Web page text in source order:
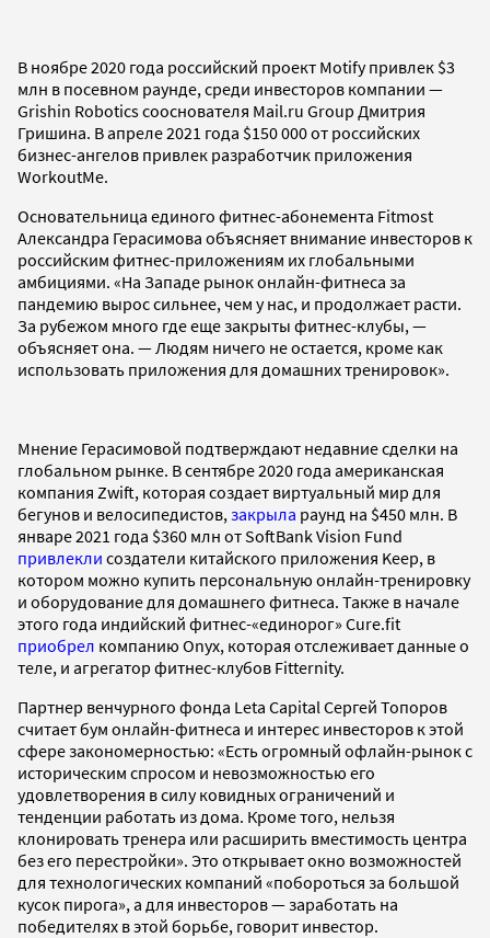
В ноябре 2020 года российский проект Motify привлек $3
млн в посевном раунде, среди инвесторов компании —
Grishin Robotics сооснователя Mail.ru Group Дмитрия
Гришина. В апреле 2021 года $150 000 от российских
бизнес-ангелов привлек разработчик приложения
WorkoutMe.
Основательница единого фитнес-абонемента Fitmost
Александра Герасимова объясняет внимание инвесторов к
российским фитнес-приложениям их глобальными
амбициями. «На Западе рынок онлайн-фитнеса за
пандемию вырос сильнее, чем у нас, и продолжает расти.
За рубежом много где еще закрыты фитнес-клубы, —
объясняет она. — Людям ничего не остается, кроме как
использовать приложения для домашних тренировок».
Мнение Герасимовой подтверждают недавние сделки на
глобальном рынке. В сентябре 2020 года американская
компания Zwift, которая создает виртуальный мир для
бегунов и велосипедистов, закрыла раунд на $450 млн. В
январе 2021 года $360 млн от SoftBank Vision Fund
привлекли создатели китайского приложения Keep, в
котором можно купить персональную онлайн-тренировку
и оборудование для домашнего фитнеса. Также в начале
этого года индийский фитнес-«единорог» Cure.fit
приобрел компанию Onyx, которая отслеживает данные о
теле, и агрегатор фитнес-клубов Fitternity.
Партнер венчурного фонда Leta Capital Сергей Топоров
считает бум онлайн-фитнеса и интерес инвесторов к этой
сфере закономерностью: «Есть огромный офлайн-рынок с
историческим спросом и невозможностью его
удовлетворения в силу ковидных ограничений и
тенденции работать из дома. Кроме того, нельзя
клонировать тренера или расширить вместимость центра
без его перестройки». Это открывает окно возможностей
для технологических компаний «побороться за большой
кусок пирога», а для инвесторов — заработать на
победителях в этой борьбе, говорит инвестор.